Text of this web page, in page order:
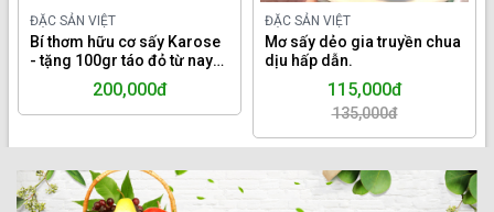
ĐẶC SẢN VIỆT
Bí thơm hữu cơ sấy Karose
- tặng 100gr táo đỏ từ nay
đến hết 15.7.2024
200,000đ
ĐẶC SẢN VIỆT
Mơ sấy dẻo gia truyền chua
dịu hấp dẫn.
115,000đ
135,000đ